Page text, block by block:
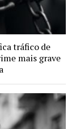
tráfico de
mais grave